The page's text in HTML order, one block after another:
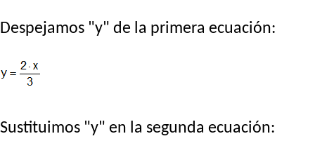
Despejamos "y" de la primera ecuación:
Sustituimos "y" en la segunda ecuación: